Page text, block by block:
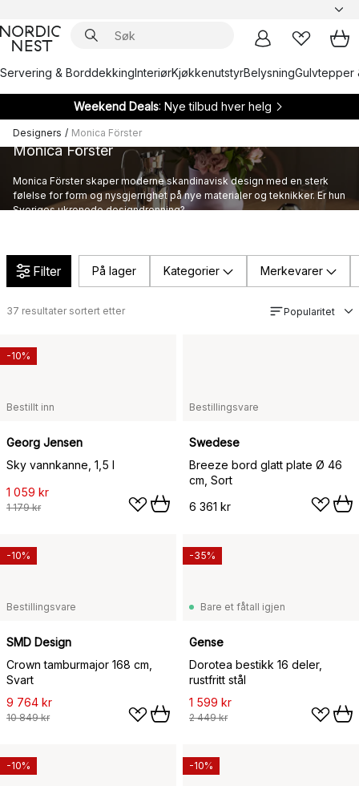
Servering & BorddekkingInteriørKjøkkenutstyrBelysningGulvtepper
Weekend Deals: Nye tilbud hver helg
Designers / Monica Förster
Monica Förster
Monica Förster skaper moderne skandinavisk design med en sterk
følelse for form og nysgjerrighet på nye materialer og teknikker. Er hun
Sveriges ukronede designdronning?
Filter På lager Kategorier Merkevarer
37 resultater sortert etter Popularitet
Bestillt inn
Georg Jensen
Sky vannkanne, 1,5 l
1 059 kr
1 179 kr
-10%
Bestillingsvare
Swedese
Breeze bord glatt plate Ø 46
cm, Sort
6 361 kr
Bestillingsvare
SMD Design
Crown tamburmajor 168 cm,
Svart
9 764 kr
10 849 kr
-10%
Bare et fåtall igjen
Gense
Dorotea bestikk 16 deler,
rustfritt stål
1 599 kr
2 449 kr
-35%
-10% -10%